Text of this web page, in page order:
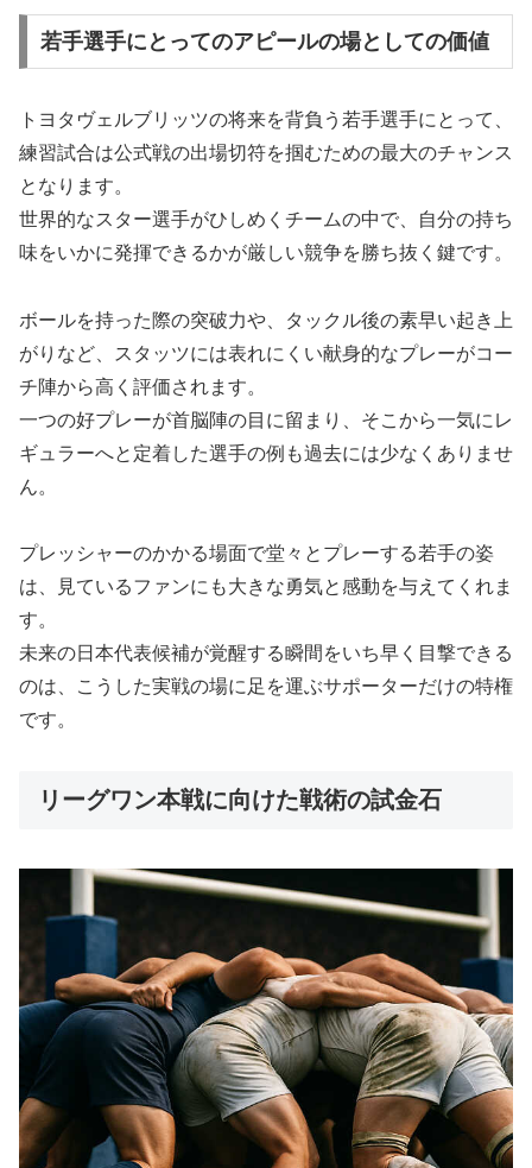
若手選手にとってのアピールの場としての価値
トヨタヴェルブリッツの将来を背負う若手選手にとって、
練習試合は公式戦の出場切符を掴むための最大のチャンス
となります。
世界的なスター選手がひしめくチームの中で、自分の持ち
味をいかに発揮できるかが厳しい競争を勝ち抜く鍵です。
ボールを持った際の突破力や、タックル後の素早い起き上
がりなど、スタッツには表れにくい献身的なプレーがコー
チ陣から高く評価されます。
一つの好プレーが首脳陣の目に留まり、そこから一気にレ
ギュラーへと定着した選手の例も過去には少なくありませ
ん。
プレッシャーのかかる場面で堂々とプレーする若手の姿
は、見ているファンにも大きな勇気と感動を与えてくれま
す。
未来の日本代表候補が覚醒する瞬間をいち早く目撃できる
のは、こうした実戦の場に足を運ぶサポーターだけの特権
です。
リーグワン本戦に向けた戦術の試金石